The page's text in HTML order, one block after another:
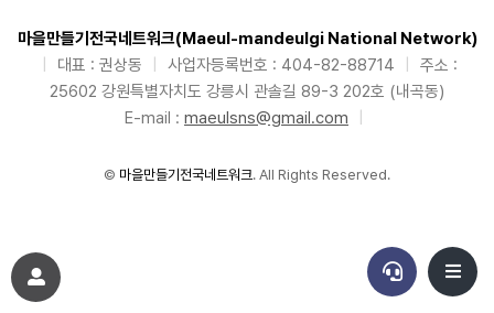
마을만들기전국네트워크(Maeul-mandeulgi National Network)
대표 : 권상동 사업자등록번호 : 404-82-88714
주소 :
25602 강원특별자치도 강릉시 관솔길 89-3 202호 (내곡동)
E-mail : maeulsns@gmail.com
© 마을만들기전국네트워크. All Rights Reserved.